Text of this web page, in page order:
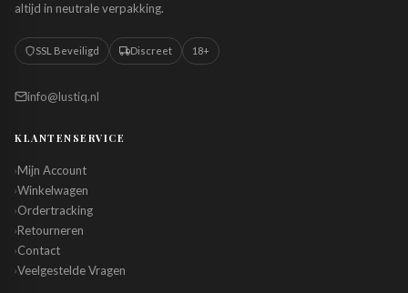
altijd in neutrale verpakking.
SSL Beveiligd Discreet 18+
info@lustiq.nl
KLANTENSERVICE
›Mijn Account
›Winkelwagen
›Ordertracking
›Retourneren
›Contact
›Veelgestelde Vragen